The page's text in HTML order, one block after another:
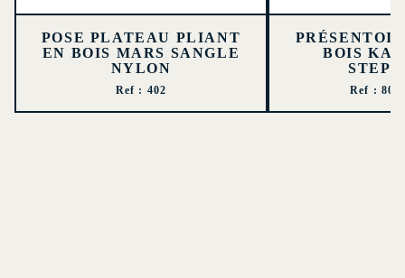
POSE PLATEAU PLIANT
EN BOIS MARS SANGLE
NYLON
Ref : 402
BOIS
Ref : 805